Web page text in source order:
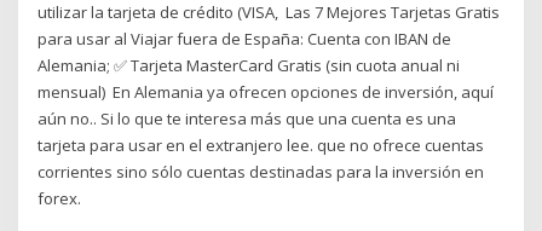
utilizar la tarjeta de crédito (VISA, Las 7 Mejores Tarjetas Gratis
para usar al Viajar fuera de España: Cuenta con IBAN de
Alemania; ✅ Tarjeta MasterCard Gratis (sin cuota anual ni
mensual) En Alemania ya ofrecen opciones de inversión, aquí
aún no.. Si lo que te interesa más que una cuenta es una
tarjeta para usar en el extranjero lee. que no ofrece cuentas
corrientes sino sólo cuentas destinadas para la inversión en
forex.